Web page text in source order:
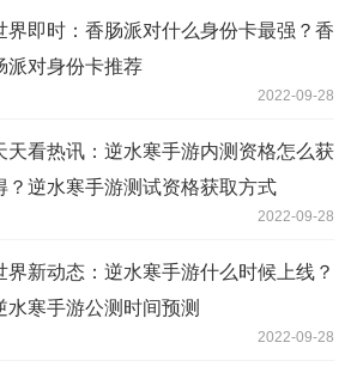
界即时：香肠派对什么身份卡最强？香
派对身份卡推荐
2022-09-28
天看热讯：逆水寒手游内测资格怎么获
？逆水寒手游测试资格获取方式
2022-09-28
界新动态：逆水寒手游什么时候上线？
水寒手游公测时间预测
2022-09-28